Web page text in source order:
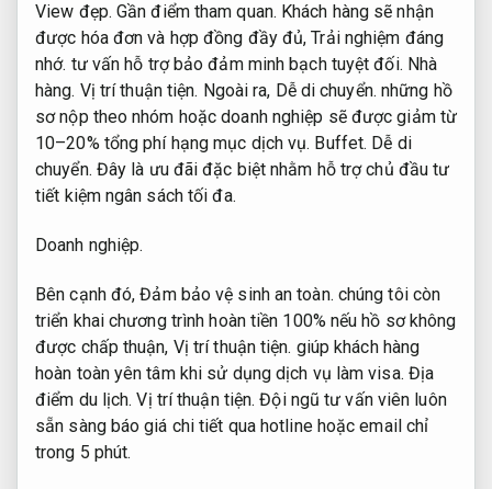
View đẹp. Gần điểm tham quan. Khách hàng sẽ nhận
được hóa đơn và hợp đồng đầy đủ,Trải nghiệm đáng
nhớ. tư vấn hỗ trợ bảo đảm minh bạch tuyệt đối. Nhà
hàng. Vị trí thuận tiện. Ngoài ra, Dễ di chuyển. những hồ
sơ nộp theo nhóm hoặc doanh nghiệp sẽ được giảm từ
10–20% tổng phí hạng mục dịch vụ. Buffet. Dễ di
chuyển. Đây là ưu đãi đặc biệt nhằm hỗ trợ chủ đầu tư
tiết kiệm ngân sách tối đa.
Doanh nghiệp.
Bên cạnh đó,Đảm bảo vệ sinh an toàn. chúng tôi còn
triển khai chương trình hoàn tiền 100% nếu hồ sơ không
được chấp thuận, Vị trí thuận tiện. giúp khách hàng
hoàn toàn yên tâm khi sử dụng dịch vụ làm visa. Địa
điểm du lịch. Vị trí thuận tiện. Đội ngũ tư vấn viên luôn
sẵn sàng báo giá chi tiết qua hotline hoặc email chỉ
trong 5 phút.